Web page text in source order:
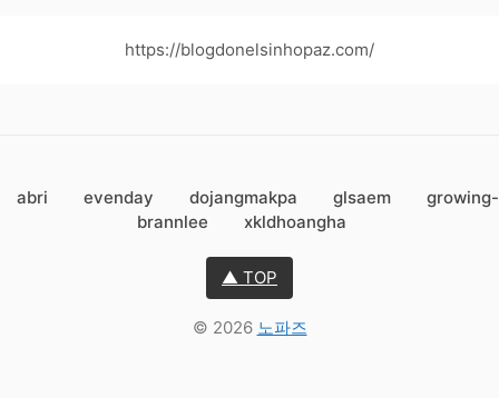
https://blogdonelsinhopaz.com/
abri evenday dojangmakpa glsaem
growing-
brannlee
xkldhoangha
▲ TOP
© 2026 노파즈